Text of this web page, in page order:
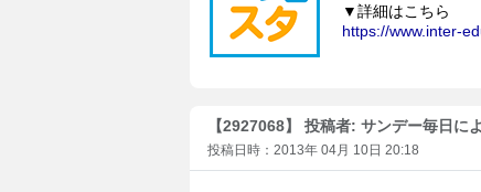
【2927068】 投稿者: サンデー毎日に
投稿日時：2013年 04月 10日 20:18